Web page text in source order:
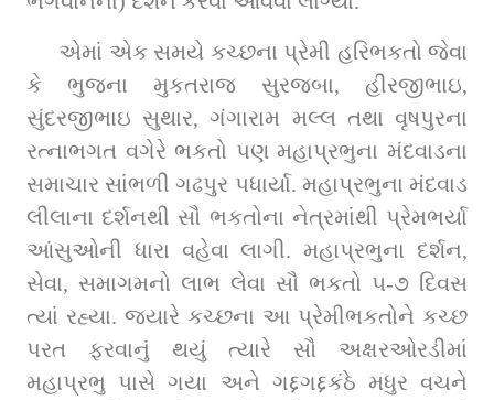
એમાં એક સમયે કચ્છના પ્રેમી હરિભકતો જેવા
કે ભુજના મુકતરાજ સુરજબા, હીરજીભાઇ,
સુંદરજીભાઇ સુથાર, ગંગારામ મલ્લ તથા વૃષપુરના
રત્નાભગત વગેરે ભકતો પણ મહાપ્રભુના મંદવાડના
સમાચાર સાંભળી ગઢપુર પધાર્યા. મહાપ્રભુના મંદવાડ
લીલાના દર્શનથી સૌ ભકતોના નેત્રમાંથી પ્રેમભર્યા
આંસુઓની ધારા વહેવા લાગી. મહાપ્રભુના દર્શન,
સેવા, સમાગમનો લાભ લેવા સૌ ભકતો ૫-૭ દિવસ
ત્યાં રહ્યા. જયારે કચ્છના આ પ્રેમીભકતોને કચ્છ
પરત ફરવાનું થયું ત્યારે સૌ અક્ષરઓરડીમાં
મહાપ્રભુ પાસે ગયા અને ગદ્દગદ્દકંઠે મધુર વચને